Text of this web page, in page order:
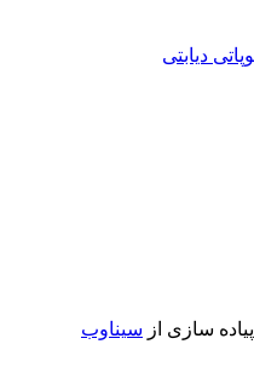
دیابتی
سازی از سیناوب